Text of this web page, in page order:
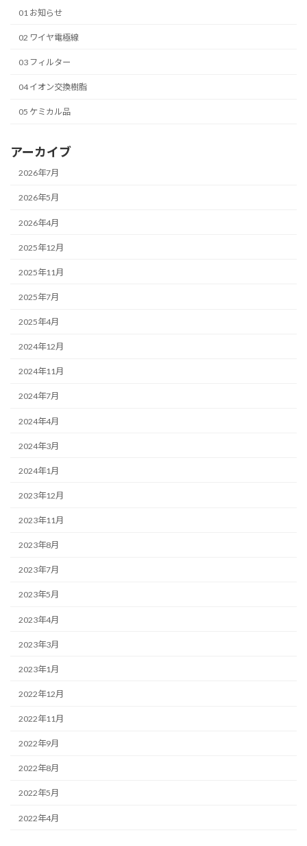
01 お知らせ
02 ワイヤ電極線
03 フィルター
04 イオン交換樹脂
05 ケミカル品
アーカイブ
2026年7月
2026年5月
2026年4月
2025年12月
2025年11月
2025年7月
2025年4月
2024年12月
2024年11月
2024年7月
2024年4月
2024年3月
2024年1月
2023年12月
2023年11月
2023年8月
2023年7月
2023年5月
2023年4月
2023年3月
2023年1月
2022年12月
2022年11月
2022年9月
2022年8月
2022年5月
2022年4月